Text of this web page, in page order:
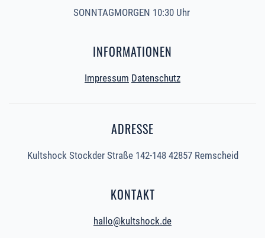
SONNTAGMORGEN 10:30 Uhr
INFORMATIONEN
Impressum Datenschutz
ADRESSE
Kultshock Stockder Straße 142-148 42857 Remscheid
KONTAKT
hallo@kultshock.de